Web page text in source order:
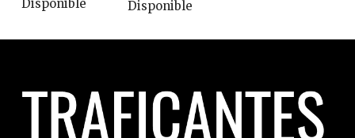
Disponible Disponible